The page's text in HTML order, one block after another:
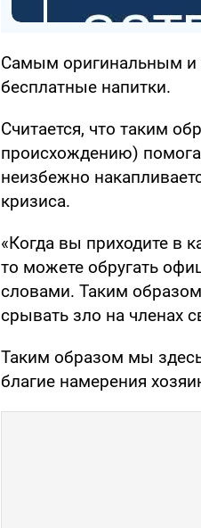
Самым оригинальным и
бесплатные напитки.
Считается, что таким
происхождению)
неизбежно
кризиса.
«Когда вы приходите в
то можете обругать
словами. Таким
срывать зло на членах
Таким образом мы
благие намерения